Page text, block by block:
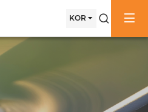
로
KOR
검색창전